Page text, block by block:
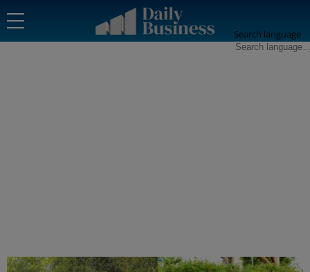
Search language